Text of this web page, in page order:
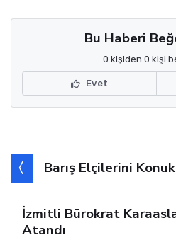
Bu Haberi
0 kişiden 0 kişi
Evet
Barış Elçilerini
İzmitli Bürokrat
Atandı